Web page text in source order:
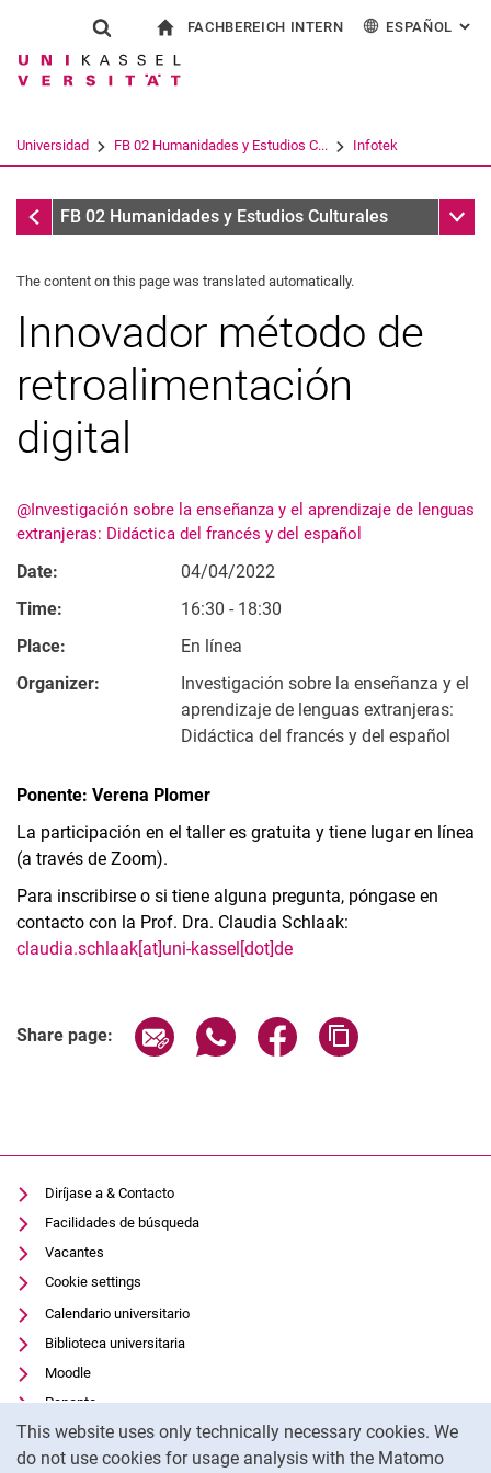
Jump directly to: content
Jump directly to: search
Jump directly to: main
This website uses only technically necessary cookies. We
do not use cookies for usage analysis with the Matomo
Show search form
Search term
Search (opens an external link in a
FACHBEREICH INTERN ESPAÑOL :
Universidad FB 02 Humanidades y Estudios C... Infotek
InfotekFB 02 Humanidades y Estudios Culturales Sub
The content on this page was translated automatically.
Innovador método de
retroalimentación
digital
@Investigación sobre la enseñanza y el aprendizaje de lenguas
extranjeras: Didáctica del francés y del español
Date:
04/04/2022
Time:
16:30 - 18:30
Place:
En línea
Organizer:
Investigación sobre la enseñanza y el
aprendizaje de lenguas extranjeras:
Didáctica del francés y del español
Ponente: Verena Plomer
La participación en el taller es gratuita y tiene lugar en línea
(a través de Zoom).
Para inscribirse o si tiene alguna pregunta, póngase en
contacto con la Prof. Dra. Claudia Schlaak:
claudia.schlaak[at]uni-kassel[dot]de
Share page: Share page via email
Share page via WhatsApp
Share page via
Diríjase a & Contacto
Facilidades de búsqueda
Vacantes
Cookie settings
Calendario universitario
Biblioteca universitaria
Moodle
Panopto
Protección de datos
Accesibilidad